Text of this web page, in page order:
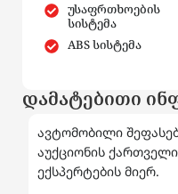
უსაფრთხოების
სისტემა
ABS სისტემა
დამატებითი
ავტომობილი
აუქციონის
ექსპერტების მიერ.